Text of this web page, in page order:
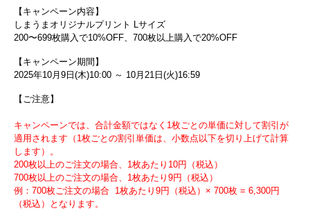
【キャンペーン内容】
しまうまオリジナルプリント Lサイズ
200〜699枚購入で10%OFF、700枚以上購入で20%OFF
【キャンペーン期間】
2025年10月9日(木)10:00 ～ 10月21日(火)16:59
【ご注意】
キャンペーンでは、合計金額ではなく1枚ごとの単価に対して割引が
適用されます（1枚ごとの割引単価は、小数点以下を切り上げて計算
します）。
200枚以上のご注文の場合、1枚あたり10円（税込）
700枚以上のご注文の場合、1枚あたり9円（税込）
例：700枚ご注文の場合 1枚あたり9円（税込）× 700枚 = 6,300円
（税込）となります。